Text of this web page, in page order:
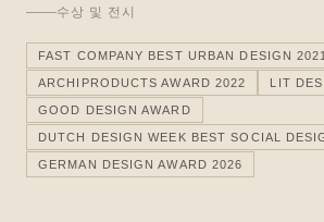
수상 및 전시
FAST COMPANY BEST URBAN DESIGN
ARCHIPRODUCTS AWARD 2022 LIT
GOOD DESIGN AWARD
DUTCH DESIGN WEEK BEST SOCIAL
GERMAN DESIGN AWARD 2026